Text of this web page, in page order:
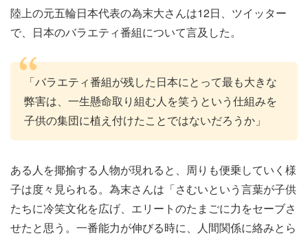
陸上の元五輪日本代表の為末大さんは12日、ツイッター
で、日本のバラエティ番組について言及した。
「バラエティ番組が残した日本にとって最も大きな
弊害は、一生懸命取り組む人を笑うという仕組みを
子供の集団に植え付けたことではないだろうか」
ある人を揶揄する人物が現れると、周りも便乗していく様
子は度々見られる。為末さんは「さむいという言葉が子供
たちに冷笑文化を広げ、エリートのたまごに力をセーブさ
せたと思う。一番能力が伸びる時に、人間関係に絡みとら